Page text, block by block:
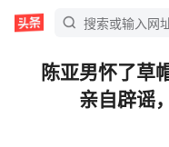
陈亚男怀了草
亲自辟谣